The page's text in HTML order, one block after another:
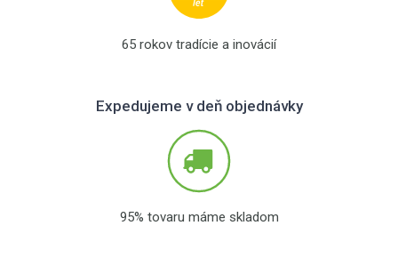
65 rokov tradície a inovácií
Expedujeme v deň objednávky
95% tovaru máme skladom